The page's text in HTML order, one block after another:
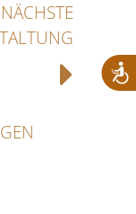
NÄCHSTE